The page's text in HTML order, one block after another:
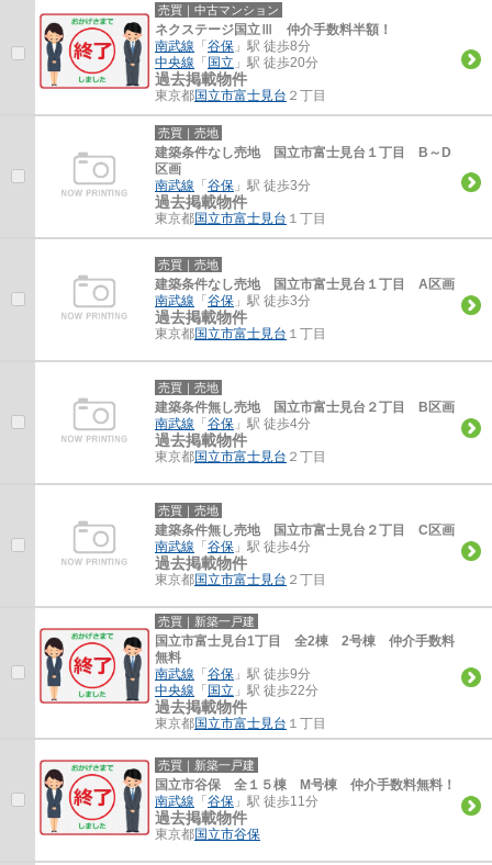
売買｜中古マンション
ネクステージ国立Ⅲ 仲介手数料半額！
南武線 「 谷保 」駅 徒歩8分
中央線 「 国立 」駅 徒歩20分
過去掲載物件
東京都国立市富士見台 ２丁目
売買｜売地
建築条件なし売地 国立市富士見台１丁目 B～D
区画
南武線 「 谷保 」駅 徒歩3分
過去掲載物件
東京都国立市富士見台 １丁目
売買｜売地
建築条件なし売地 国立市富士見台１丁目 A区画
南武線 「 谷保 」駅 徒歩3分
過去掲載物件
東京都国立市富士見台 １丁目
売買｜売地
建築条件無し売地 国立市富士見台２丁目 B区画
南武線 「 谷保 」駅 徒歩4分
過去掲載物件
東京都国立市富士見台 ２丁目
売買｜売地
建築条件無し売地 国立市富士見台２丁目 C区画
南武線 「 谷保 」駅 徒歩4分
過去掲載物件
東京都国立市富士見台 ２丁目
売買｜新築一戸建
国立市富士見台1丁目 全2棟 2号棟 仲介手数料
無料
南武線 「 谷保 」駅 徒歩9分
中央線 「 国立 」駅 徒歩22分
過去掲載物件
東京都国立市富士見台 １丁目
売買｜新築一戸建
国立市谷保 全１５棟 M号棟 仲介手数料無料！
南武線 「 谷保 」駅 徒歩11分
過去掲載物件
東京都国立市谷保